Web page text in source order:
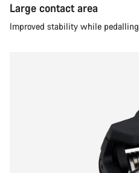
Large contact area
Improved stability while pedalling